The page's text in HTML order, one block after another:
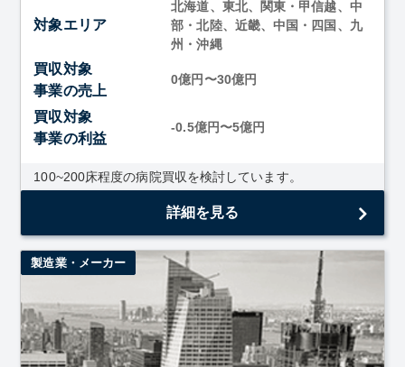
対象エリア
北海道、東北、関東・甲信越、中
部・北陸、近畿、中国・四国、九
州・沖縄
買収対象
事業の売上
0億円〜30億円
買収対象
事業の利益
-0.5億円〜5億円
100~200床程度の病院買収を検討しています。
詳細を見る
製造業・メーカー